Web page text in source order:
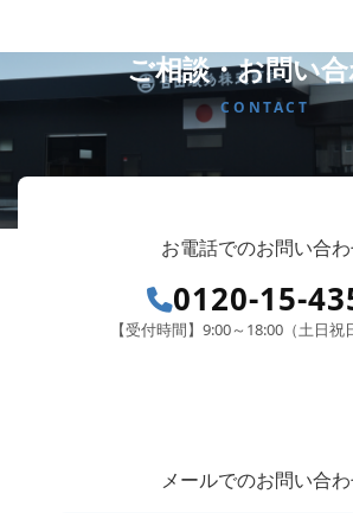
ご相談・お問い
CONTACT
お電話でのお問い合
0120-15-
【受付時間】9:00～18:00（土日祝
メールでのお問い合